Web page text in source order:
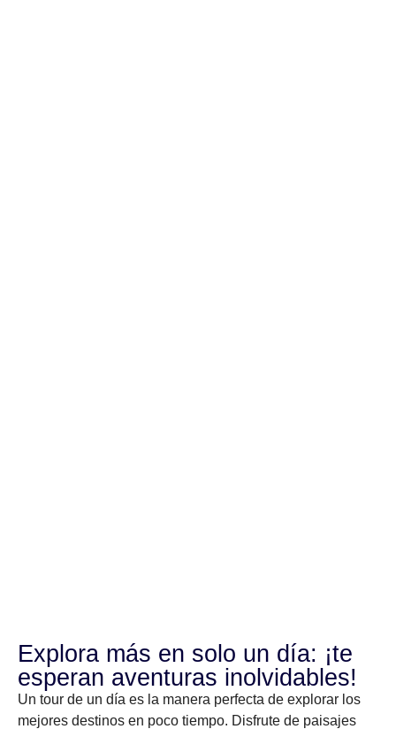
Explora más en solo un día: ¡te
esperan aventuras inolvidables!
Un tour de un día es la manera perfecta de explorar los
mejores destinos en poco tiempo. Disfrute de paisajes